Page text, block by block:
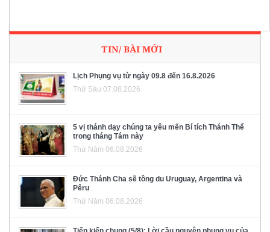
TIN/ BÀI MỚI
Lịch Phụng vụ từ ngày 09.8 đến 16.8.2026
Thứ Sáu 07.08.2026
5 vị thánh dạy chúng ta yêu mến Bí tích Thánh Thể
trong tháng Tám này
Thứ Năm 06.08.2026
Đức Thánh Cha sẽ tông du Uruguay, Argentina và
Pêru
Thứ Năm 06.08.2026